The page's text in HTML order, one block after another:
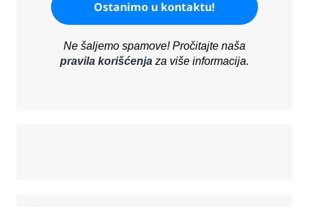
Ne šaljemo spamove! Pročitajte naša
pravila korišćenjaza više informacija.